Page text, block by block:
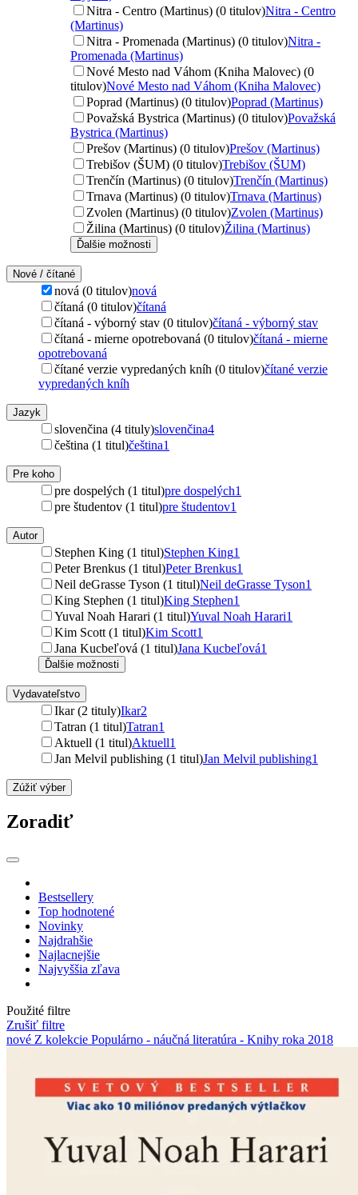
Nitra - Centro (Martinus) (0 titulov)Nitra - Centro
(Martinus)
Nitra - Promenada (Martinus) (0 titulov)Nitra -
Promenada (Martinus)
Nové Mesto nad Váhom (Kniha Malovec) (0
titulov)Nové Mesto nad Váhom (Kniha Malovec)
Poprad (Martinus) (0 titulov)Poprad (Martinus)
Považská Bystrica (Martinus) (0 titulov)Považská
Bystrica (Martinus)
Prešov (Martinus) (0 titulov)Prešov (Martinus)
Trebišov (ŠUM) (0 titulov)Trebišov (ŠUM)
Trenčín (Martinus) (0 titulov)Trenčín (Martinus)
Trnava (Martinus) (0 titulov)Trnava (Martinus)
Zvolen (Martinus) (0 titulov)Zvolen (Martinus)
Žilina (Martinus) (0 titulov)Žilina (Martinus)
Ďalšie možnosti
Nové / čítané
nová (0 titulov)nová
čítaná (0 titulov)čítaná
čítaná - výborný stav (0 titulov)čítaná - výborný stav
čítaná - mierne opotrebovaná (0 titulov)čítaná - mierne
opotrebovaná
čítané verzie vypredaných kníh (0 titulov)čítané verzie
vypredaných kníh
Jazyk
slovenčina (4 tituly)slovenčina4
čeština (1 titul)čeština1
Pre koho
pre dospelých (1 titul)pre dospelých1
pre študentov (1 titul)pre študentov1
Autor
Stephen King (1 titul)Stephen King1
Peter Brenkus (1 titul)Peter Brenkus1
Neil deGrasse Tyson (1 titul)Neil deGrasse Tyson1
King Stephen (1 titul)King Stephen1
Yuval Noah Harari (1 titul)Yuval Noah Harari1
Kim Scott (1 titul)Kim Scott1
Jana Kucbeľová (1 titul)Jana Kucbeľová1
Ďalšie možnosti
Vydavateľstvo
Ikar (2 tituly)Ikar2
Tatran (1 titul)Tatran1
Aktuell (1 titul)Aktuell1
Jan Melvil publishing (1 titul)Jan Melvil publishing1
Zúžiť výber
Zoradiť
Bestsellery
Top hodnotené
Novinky
Najdrahšie
Najlacnejšie
Najvyššia zľava
Použité filtre
Zrušiť filtre
nové Z kolekcie Populárno - náučná literatúra - Knihy roka 2018